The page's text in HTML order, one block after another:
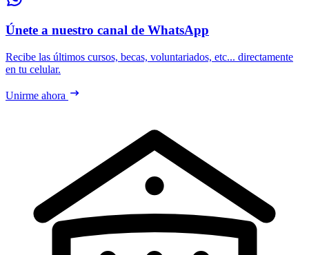
Únete a nuestro canal de WhatsApp
Recibe las últimos cursos, becas, voluntariados, etc... directamente
en tu celular.
Unirme ahora